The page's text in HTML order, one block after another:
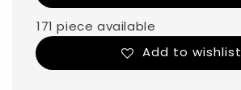
171 piece available
Add to wishlist